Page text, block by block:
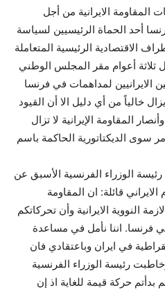
المقاومة الايرانية من أجل
أحد الحماة الرئيسيين لسياسة
الاقتصادية الرئيسية المتعاملة
ثلاثة أعوام مقر المجلس الوطني
الايرانيين لمداهمات في فرنسا
خالياً من أي دليل الا أن القيود
المقاومة الإيرانية لا تزال
سوى الديكتاتورية الحاكمة باسم
الوزراء الفرنسية الأسبق عن
الايراني قائلة: ان المقاومة
النووية الايرانية وأن تحركاتكم
فرنسا. اننا نأمل في مساعدة
في ايران وباعتقادي فان
رئيسة الوزراء الفرنسية
حركة قيمة للغاية اذ إن